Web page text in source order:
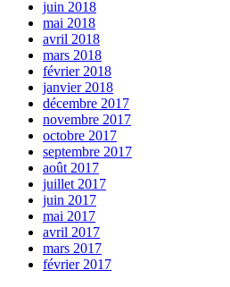
juin 2018
mai 2018
avril 2018
mars 2018
février 2018
janvier 2018
décembre 2017
novembre 2017
octobre 2017
septembre 2017
août 2017
juillet 2017
juin 2017
mai 2017
avril 2017
mars 2017
février 2017